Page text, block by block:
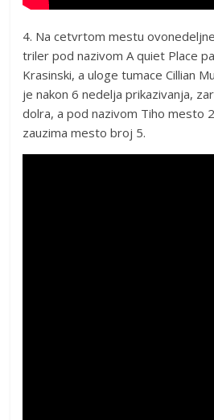
4. Na cetvrtom mestu
triler pod nazivom A quiet Place
Krasinski, a uloge tumace Cillian
je nakon 6 nedelja prikazivanja,
dolra, a pod nazivom Tiho mesto
zauzima mesto broj 5.